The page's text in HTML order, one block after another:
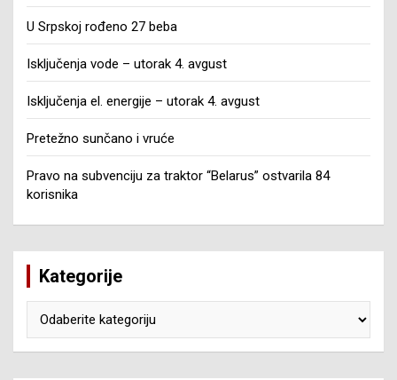
U Srpskoj rođeno 27 beba
Isključenja vode – utorak 4. avgust
Isključenja el. energije – utorak 4. avgust
Pretežno sunčano i vruće
Pravo na subvenciju za traktor “Belarus” ostvarila 84
korisnika
Kategorije